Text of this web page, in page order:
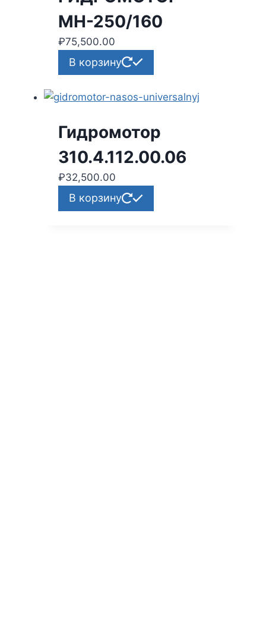
МН-250/160
₽75,500.00
В корзину
Гидромотор
310.4.112.00.06
₽32,500.00
В корзину